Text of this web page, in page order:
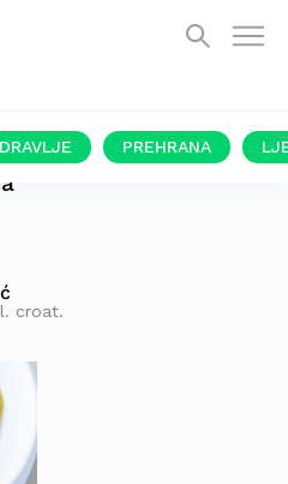
PREHRANA
croat.